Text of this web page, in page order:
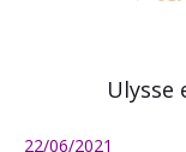
Ulysse
22/06/2021